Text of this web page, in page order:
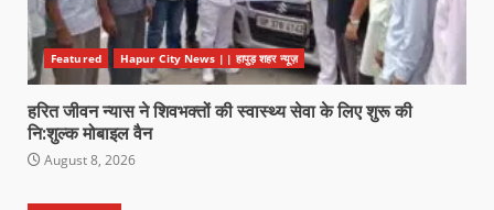
Featured Hapur City News || हापुड़ शहर न्यूज़
हरित जीवन न्यास ने शिवभक्तों की स्वास्थ्य सेवा के लिए शुरू की
नि:शुल्क मोबाइल वैन
August 8, 2026